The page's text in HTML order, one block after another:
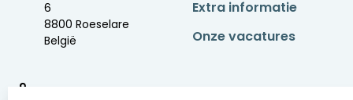
6
8800 Roeselare
België
9
Extra informatie
Onze vacatures